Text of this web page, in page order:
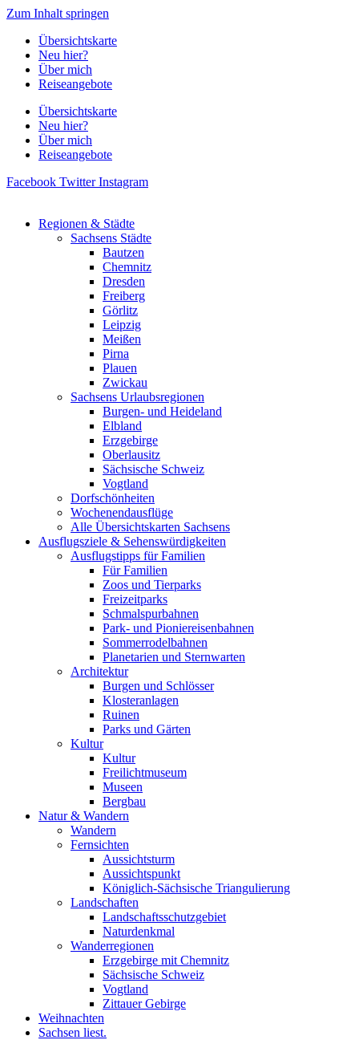
Zum Inhalt springen
Übersichtskarte
Neu hier?
Über mich
Reiseangebote
Übersichtskarte
Neu hier?
Über mich
Reiseangebote
Facebook Twitter Instagram
Regionen & Städte
Sachsens Städte
Bautzen
Chemnitz
Dresden
Freiberg
Görlitz
Leipzig
Meißen
Pirna
Plauen
Zwickau
Sachsens Urlaubsregionen
Burgen- und Heideland
Elbland
Erzgebirge
Oberlausitz
Sächsische Schweiz
Vogtland
Dorfschönheiten
Wochenendausflüge
Alle Übersichtskarten Sachsens
Ausflugsziele & Sehenswürdigkeiten
Ausflugstipps für Familien
Für Familien
Zoos und Tierparks
Freizeitparks
Schmalspurbahnen
Park- und Pioniereisenbahnen
Sommerrodelbahnen
Planetarien und Sternwarten
Architektur
Burgen und Schlösser
Klosteranlagen
Ruinen
Parks und Gärten
Kultur
Kultur
Freilichtmuseum
Museen
Bergbau
Natur & Wandern
Wandern
Fernsichten
Aussichtsturm
Aussichtspunkt
Königlich-Sächsische Triangulierung
Landschaften
Landschaftsschutzgebiet
Naturdenkmal
Wanderregionen
Erzgebirge mit Chemnitz
Sächsische Schweiz
Vogtland
Zittauer Gebirge
Weihnachten
Sachsen liest.